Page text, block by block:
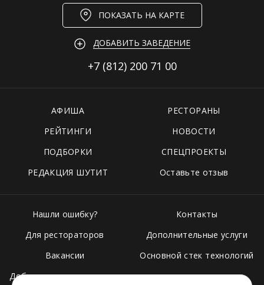
ПОКАЗАТЬ НА КАРТЕ
ДОБАВИТЬ ЗАВЕДЕНИЕ
+7 (812) 200 71 00
АФИША
РЕСТОРАНЫ
РЕЙТИНГИ
НОВОСТИ
ПОДБОРКИ
СПЕЦПРОЕКТЫ
РЕДАКЦИЯ ШУТИТ
Оставьте отзыв
Нашли ошибку?
Для рестораторов
Вакансии
Добавить свое заведение
Контакты
Дополнительные услуги
Основной стек технологий